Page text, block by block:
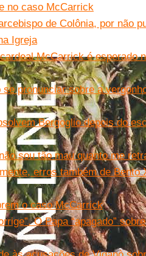
no caso McCarrick
de Colônia, por não
Igreja
McCarrick é esperado
pronunciar sobre a
Bergoglio depois do
sou tão mau quanto me
erros também de Bento
o caso McCarrick
O Papa “apagado”